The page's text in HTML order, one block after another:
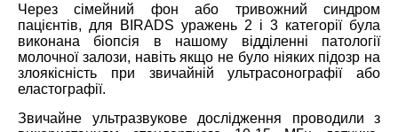
Через сімейний фон або тривожний синдром
пацієнтів, для BIRADS уражень 2 і 3 категорії була
виконана біопсія в нашому відділенні патології
молочної залози, навіть якщо не було ніяких підозр на
злоякісність при звичайній ультрасонографії або
еластографії.
Звичайне ультразвукове дослідження проводили з